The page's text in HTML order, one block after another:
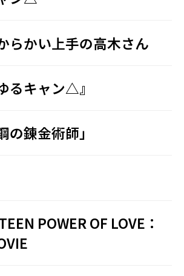
らかい上手の高木さん
るキャン△』
の錬金術師」
POWER OF LOVE：